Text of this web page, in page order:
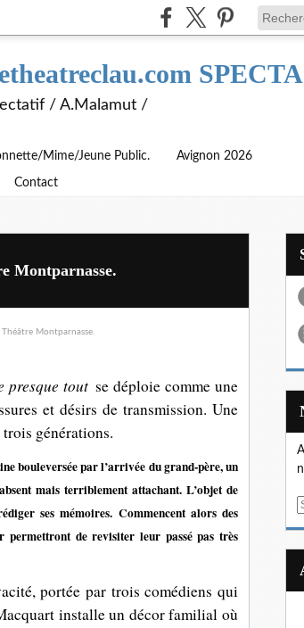
/ A.Malamut /
Mime/Jeune Public. Avignon 2026
Contact
Montparnasse.
presque tout se déploie comme une
et désirs de transmission. Une
générations.
bouleversée par l’arrivée du grand-père, un
mais terriblement attachant. L’objet de
ses mémoires. Commencent alors des
de revisiter leur passé pas très
portée par trois comédiens qui
installe un décor familial où
E